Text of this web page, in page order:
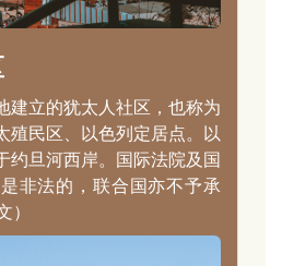
建立的犹太人社区，也称为
殖民区、以色列定居点。以
约旦河西岸。国际法院及国
非法的，联合国亦不予承